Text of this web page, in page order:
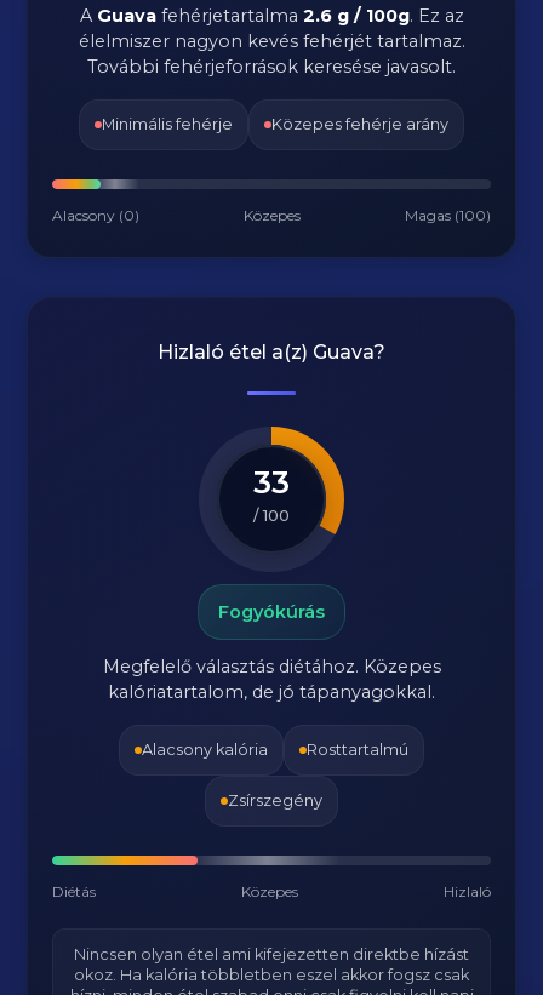
A Guavafehérjetartalma 2.6 g / 100g. Ez az
élelmiszer nagyon kevés fehérjét tartalmaz.
További fehérjeforrások keresése javasolt.
Minimális fehérje Közepes fehérje arány
Alacsony (0) Közepes Magas (100)
Hizlaló étel a(z) Guava?
33
/ 100
Fogyókúrás
Megfelelő választás diétához. Közepes
kalóriatartalom, de jó tápanyagokkal.
Alacsony kalória Rosttartalmú
Zsírszegény
Diétás Közepes Hizlaló
Nincsen olyan étel ami kifejezetten direktbe hízást
okoz. Ha kalória többletben eszel akkor fogsz csak